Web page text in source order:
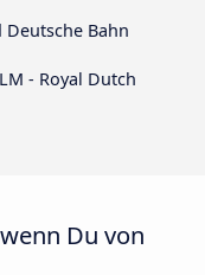
Deutsche Bahn
- Royal Dutch
Du von